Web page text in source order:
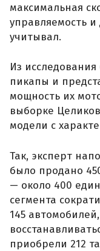
максимальная
управляемость
учитывал.
Из
пикапы и
мощность их
выборке
модели с
Так, эксперт
было продано
— около 400
сегмента
145
приобрели 212